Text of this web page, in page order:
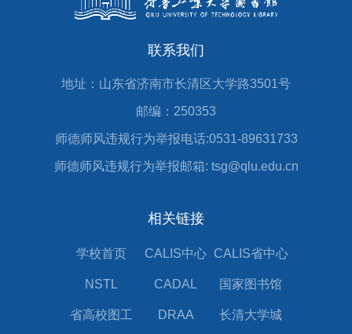
联系我们
地址：山东省济南市长清区大学路3501号
邮编：250353
师德师风违规行为举报电话:0531-89631733
师德师风违规行为举报邮箱: tsg@qlu.edu.cn
相关链接
学校首页 CALIS中心 CALIS省中心
NSTL CADAL 国家图书馆
省高校图工 DRAA 长清大学城